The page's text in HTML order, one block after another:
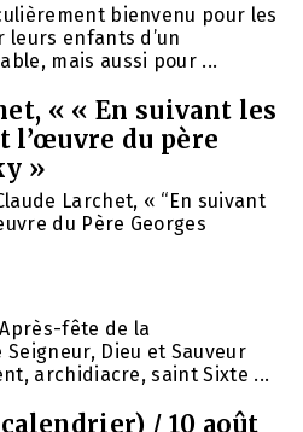
bienvenu pour les
enfants d’un
mais aussi pour ...
« « En suivant les
l’œuvre du père
»
Larchet, « “En suivant
du Père Georges
fête de la
Dieu et Sauveur
archidiacre, saint Sixte ...
/ 10 août